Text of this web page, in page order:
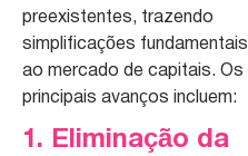
preexistentes, trazendo
simplificações fundamentais
ao mercado de capitais. Os
principais avanços incluem:
1. Eliminação da